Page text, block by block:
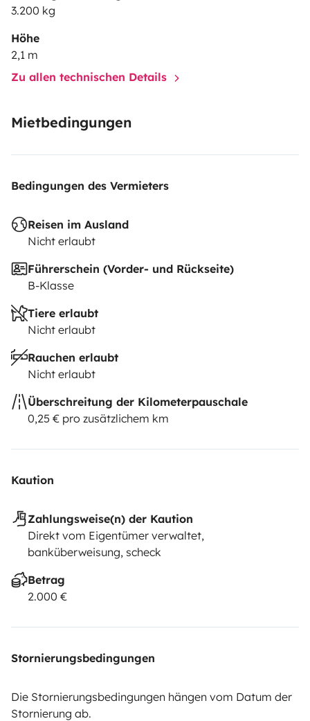
3.200 kg
Höhe
2,1 m
Zu allen technischen Details
Mietbedingungen
Bedingungen des Vermieters
Reisen im Ausland
Nicht erlaubt
Führerschein (Vorder- und Rückseite)
B-Klasse
Tiere erlaubt
Nicht erlaubt
Rauchen erlaubt
Nicht erlaubt
Überschreitung der Kilometerpauschale
0,25 € pro zusätzlichem km
Kaution
Zahlungsweise(n) der Kaution
Direkt vom Eigentümer verwaltet,
banküberweisung, scheck
Betrag
2.000 €
Stornierungsbedingungen
Die Stornierungsbedingungen hängen vom Datum der
Stornierung ab.